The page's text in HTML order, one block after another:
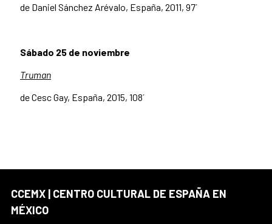
de Daniel Sánchez Arévalo, España, 2011, 97´
Sábado 25 de noviembre
Truman
de Cesc Gay, España, 2015, 108´
CCEMX | CENTRO CULTURAL DE ESPAÑA EN
MÉXICO